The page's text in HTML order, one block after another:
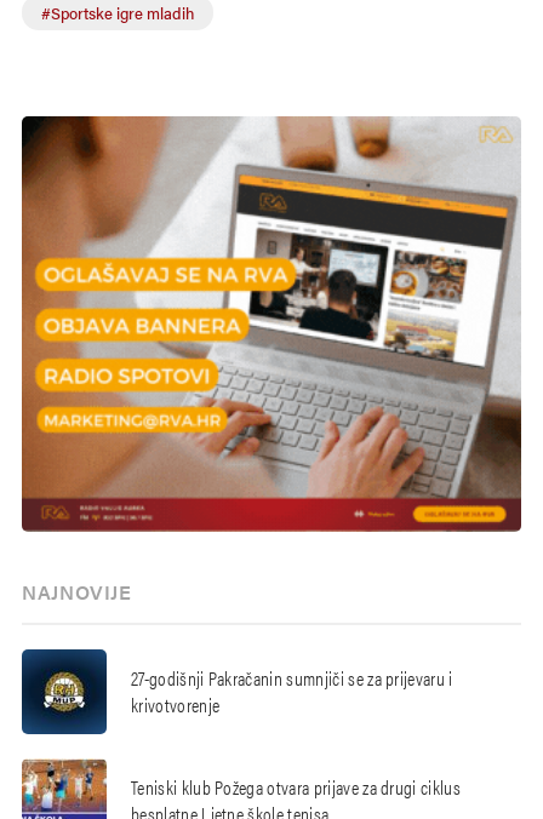
#Sportske igre mladih
NAJNOVIJE
27-godišnji Pakračanin sumnjiči se za prijevaru i
krivotvorenje
Teniski klub Požega otvara prijave za drugi ciklus